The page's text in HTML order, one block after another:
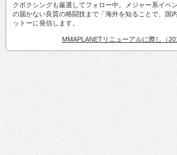
クボクシングも厳選してフォロー中。メジャー系イベ
の届かない良質の格闘技まで「海外を知ることで、国
ットーに発信します。
MMAPLANETリニューアルに際し（